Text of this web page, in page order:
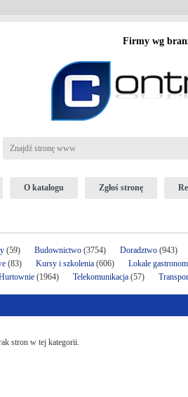
Firmy wg
O katalogu Zgłoś stronę
(59) Budownictwo (3754) Doradztwo (943)
(83) Kursy i szkolenia (606) Lokale
(1964) Telekomunikacja (57)
stron w tej kategorii.